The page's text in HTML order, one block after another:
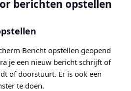
berichten opstellen
Bericht opstellen geopend
je een nieuw bericht schrijft of
of doorstuurt. Er is ook een
te doen.